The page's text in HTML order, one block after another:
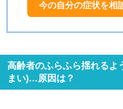
今の自分の症状を相
高齢者のふらふら揺れるよ
まい)…原因は？